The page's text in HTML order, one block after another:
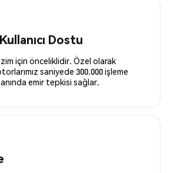
Dostu
için önceliklidir. Özel olarak
saniyede 300.000 işleme
emir tepkisi sağlar.